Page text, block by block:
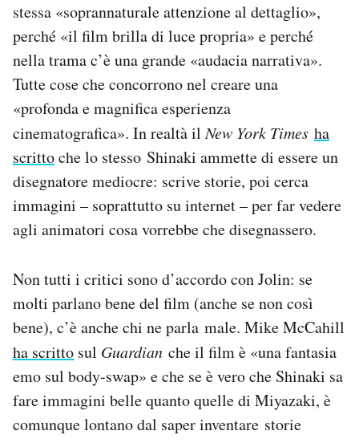
stessa «soprannaturale attenzione al dettaglio»,
perché «il film brilla di luce propria» e perché
nella trama c’è una grande «audacia narrativa».
Tutte cose che concorrono nel creare una
«profonda e magnifica esperienza
cinematografica». In realtà ilNew York Times ha
scrittoche lo stesso Shinaki ammette di essere un
disegnatore mediocre: scrive storie, poi cerca
immagini – soprattutto su internet – per far vedere
agli animatori cosa vorrebbe che disegnassero.
Non tutti i critici sono d’accordo con Jolin: se
molti parlano bene del film (anche se non così
bene), c’è anche chi ne parla male. Mike McCahill
ha scritto sul Guardian che il film è «una fantasia
emo sul body-swap» e che se è vero che Shinaki sa
fare immagini belle quanto quelle di Miyazaki, è
comunque lontano dal saper inventare storie